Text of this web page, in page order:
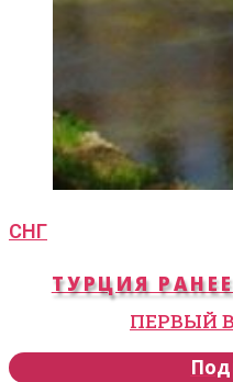
СНГ
ТУРЦИЯ
ПЕРВЫЙ